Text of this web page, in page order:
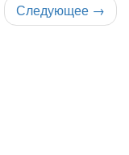
Следующее →